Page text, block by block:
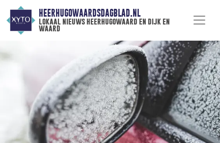
HEERHUGOWAARDSDAGBLAD.NL
lokaal nieuws heerhugowaard en dijk en
waard